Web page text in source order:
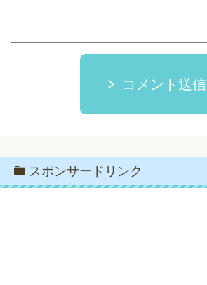
コメント送信
スポンサードリンク